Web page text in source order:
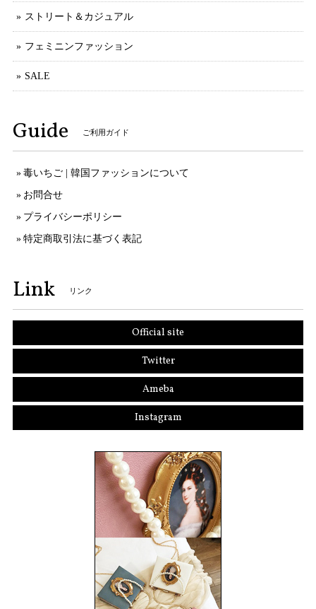
ストリート＆カジュアル
フェミニンファッション
SALE
Guide ご利用ガイド
毒いちご | 韓国ファッションについて
お問合せ
プライバシーポリシー
特定商取引法に基づく表記
Link リンク
Official site
Twitter
Ameba
Instagram